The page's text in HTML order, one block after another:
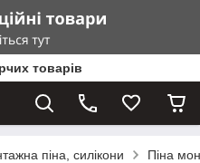
товарів
піна, силікони Піна